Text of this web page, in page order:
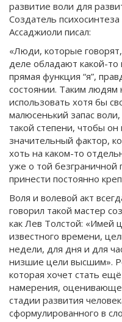
развитие воли для
Создатель
Ассаджиоли писал:
«Люди, которые
деле обладают какой-то
прямая функция “я”,
состоянии. Таким людям
использовать хотя бы
малюсенький запас
такой степени, чтобы
значительный фактор,
хоть на каком-то
уже о той
принести постоянно
Воля и волевой акт
говорил такой мастер
как Лев Толстой: «Имей
известного времени,
недели, для дня и для
низшие цели высшим».
которая хочет стать
намерения,
стадии развития
сформулированного в